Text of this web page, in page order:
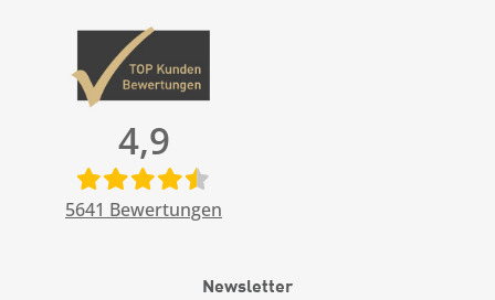
4,9
5641 Bewertungen
Newsletter